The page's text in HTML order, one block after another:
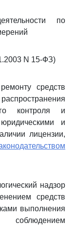
по
N 15-ФЗ)
средств
контроля и
и
лицензии,
надзор
средств
выполнения